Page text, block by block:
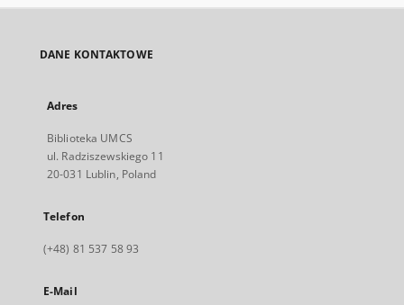
DANE KONTAKTOWE
Adres
Biblioteka UMCS
ul. Radziszewskiego 11
20-031 Lublin, Poland
Telefon
(+48) 81 537 58 93
E-Mail